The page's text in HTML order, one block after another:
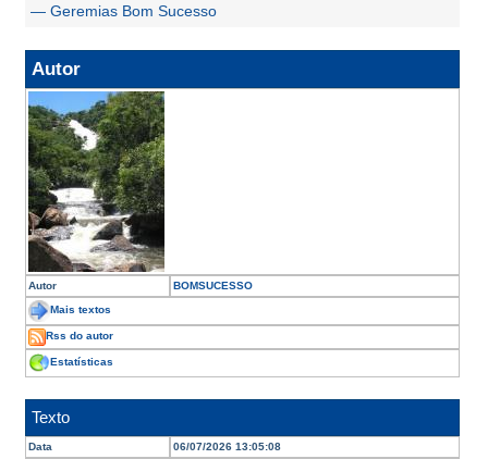
— Geremias Bom Sucesso
Autor
Autor BOMSUCESSO
Mais textos
Rss do autor
Estatísticas
Texto
Data
06/07/2026 13:05:08